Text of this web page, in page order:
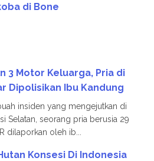
di Bone
3 Motor Keluarga, Pria di
Dipolisikan Ibu Kandung
insiden yang mengejutkan di
Selatan, seorang pria berusia 29
dilaporkan oleh ib...
Konsesi Di Indonesia